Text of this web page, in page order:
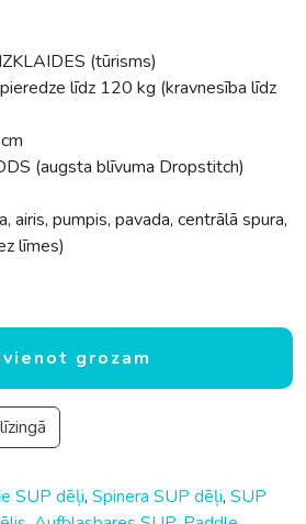
(tūrisms)
līdz 120 kg (kravnesība līdz
(augsta blīvuma Dropstitch)
airis, pumpis, pavada, centrālā spura,
līmes)
Paddle 11.6 - 11'6"x32.7"x6" -
grozam
SUP dēļi, Spinera SUP dēļi, SUP